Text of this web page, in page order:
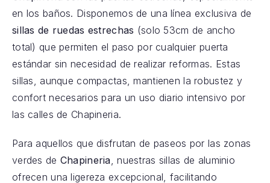
en los baños. Disponemos de una línea exclusiva de
sillas de ruedas estrechas (solo 53cm de ancho
total) que permiten el paso por cualquier puerta
estándar sin necesidad de realizar reformas. Estas
sillas, aunque compactas, mantienen la robustez y
confort necesarios para un uso diario intensivo por
las calles de Chapineria.
Para aquellos que disfrutan de paseos por las zonas
verdes de Chapineria , nuestras sillas de aluminio
ofrecen una ligereza excepcional, facilitando